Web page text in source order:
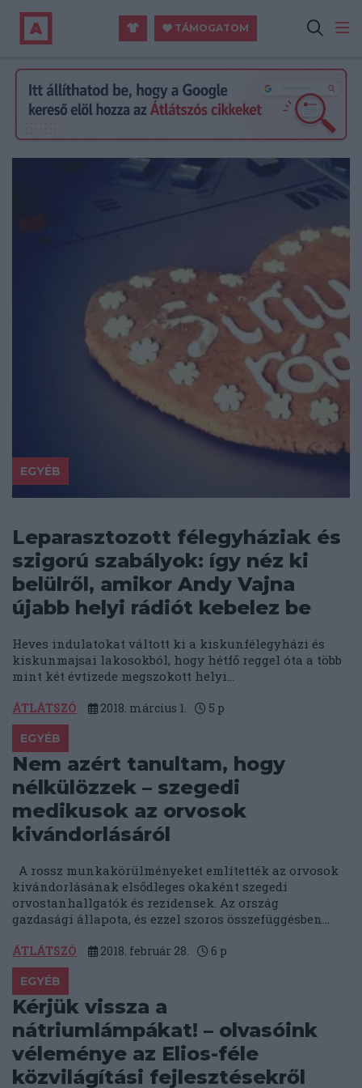
TÁMOGATOM
EGYÉB
Leparasztozott félegyháziak és
szigorú szabályok: így néz ki
belülről, amikor Andy Vajna
újabb helyi rádiót kebelez be
Heves indulatokat váltott ki a kiskunfélegyházi és
kiskunmajsai lakosokból, hogy hétfő reggel óta a több
mint két évtizede megszokott helyi...
ÁTLÁTSZÓ 2018. március 1. 5 p
EGYÉB
Nem azért tanultam, hogy
nélkülözzek – szegedi
medikusok az orvosok
kivándorlásáról
A rossz munkakörülményeket említették az orvosok
kivándorlásának elsődleges okaként szegedi
orvostanhallgatók és rezidensek. Az ország
gazdasági állapota, és ezzel szoros összefüggésben...
ÁTLÁTSZÓ 2018. február 28. 6 p
EGYÉB
Kérjük vissza a
nátriumlámpákat! – olvasóink
véleménye az Elios-féle
közvilágítási fejlesztésekről